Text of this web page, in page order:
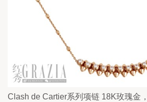
Clash de Cartier系列项链 18K玫瑰金